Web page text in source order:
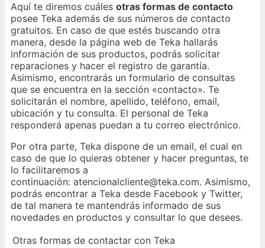
Aquí te diremos cuáles otras formas de contacto
posee Teka además de sus números de contacto
gratuitos. En caso de que estés buscando otra
manera, desde la página web de Teka hallarás
información de sus productos, podrás solicitar
reparaciones y hacer el registro de garantía.
Asimismo, encontrarás un formulario de consultas
que se encuentra en la sección «contacto». Te
solicitarán el nombre, apellido, teléfono, email,
ubicación y tu consulta. El personal de Teka
responderá apenas puedan a tu correo electrónico.
Por otra parte, Teka dispone de un email, el cual en
caso de que lo quieras obtener y hacer preguntas, te
lo facilitaremos a
continuación: atencionalcliente@teka.com. Asimismo,
podrás encontrar a Teka desde Facebook y Twitter,
de tal manera te mantendrás informado de sus
novedades en productos y consultar lo que desees.
Otras formas de contactar con Teka